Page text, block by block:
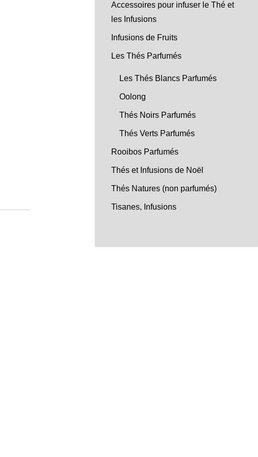
Accessoires pour infuser le Thé et
les Infusions
Infusions de Fruits
Les Thés Parfumés
Les Thés Blancs Parfumés
Oolong
Thés Noirs Parfumés
Thés Verts Parfumés
Rooibos Parfumés
Thés et Infusions de Noël
Thés Natures (non parfumés)
Tisanes, Infusions